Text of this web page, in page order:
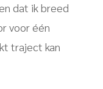
dat ik breed
voor één
traject kan